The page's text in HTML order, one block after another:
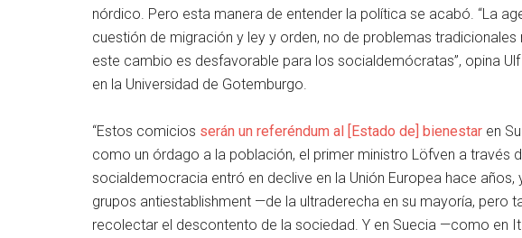
nórdico. Pero esta manera de entender la política se acabó. “La
cuestión de migración y ley y orden, no de problemas
este cambio es desfavorable para los socialdemócratas”, opina
en la Universidad de Gotemburgo.
“Estos comicios serán un referéndum al [Estado de] bienestar en
como un órdago a la población, el primer ministro Löfven a través
socialdemocracia entró en declive en la Unión Europea hace años,
grupos antiestablishment —de la ultraderecha en su mayoría, pero
recolectar el descontento de la sociedad. Y en Suecia —como en